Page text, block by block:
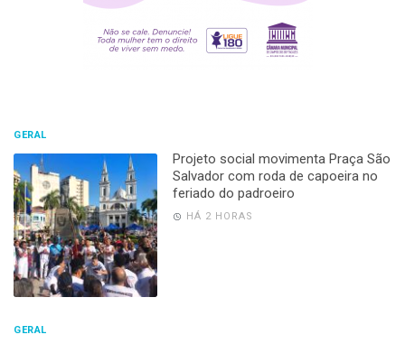
GERAL
Projeto social movimenta Praça São
Salvador com roda de capoeira no
feriado do padroeiro
HÁ 2 HORAS
GERAL